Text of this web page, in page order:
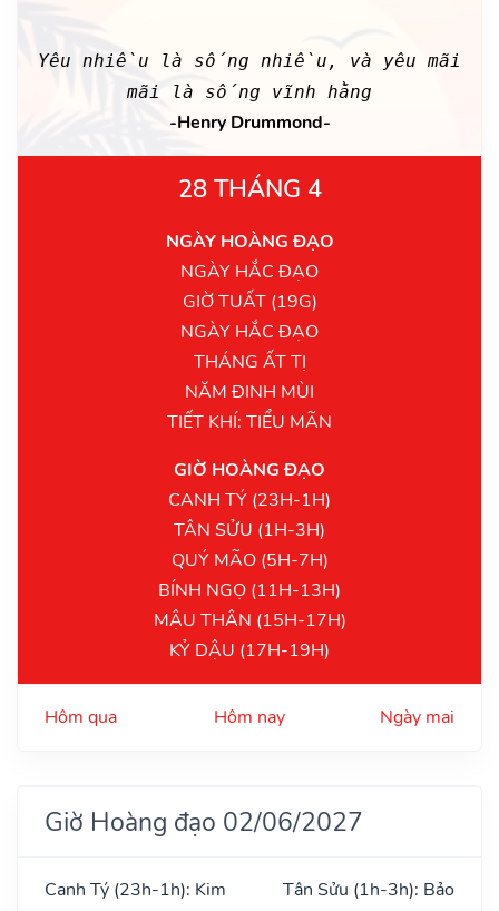
Yêu nhiều là sống nhiều, và yêu mãi
mãi là sống vĩnh hằng
-Henry Drummond-
28 THÁNG 4
NGÀY HOÀNG ĐẠO
NGÀY HẮC ĐẠO
GIỜ TUẤT (19G)
NGÀY HẮC ĐẠO
THÁNG ẤT TỊ
NĂM ĐINH MÙI
TIẾT KHÍ: TIỂU MÃN
GIỜ HOÀNG ĐẠO
CANH TÝ (23H-1H)
TÂN SỬU (1H-3H)
QUÝ MÃO (5H-7H)
BÍNH NGỌ (11H-13H)
MẬU THÂN (15H-17H)
KỶ DẬU (17H-19H)
Hôm qua Hôm nay Ngày mai
Giờ Hoàng đạo 02/06/2027
Canh Tý (23h-1h): Kim
Tân Sửu (1h-3h): Bảo